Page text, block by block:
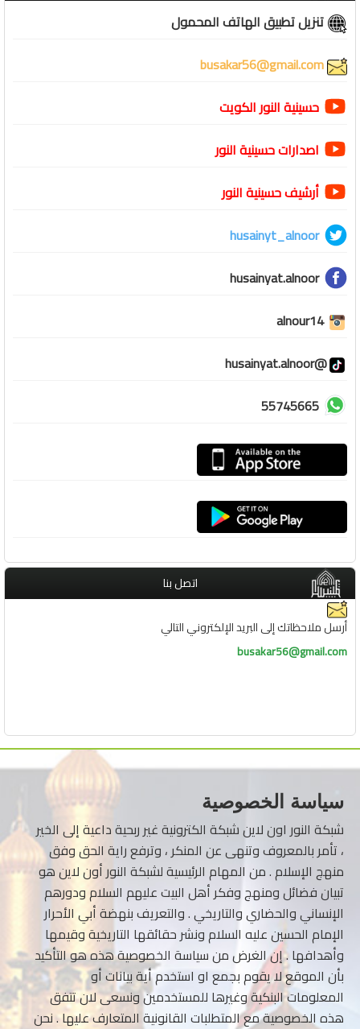
تنزيل تطبيق الهاتف المحمول
حسينية النور الكويت
اصدارات حسينية النور
أرشيف حسينية النور
husainyt_alnoor
husainyat.alnoor
alnour14
@husainyat.alnoor
55745665
اتصل بنا
أرسل ملاحظاتك إلى البريد الإلكتروني التالي
busakar56@gmail.com
سياسة الخصوصية
شبكة النور اون لاين شبكة الكترونية غير ربحية داعية إلى الخير
، تأمر بالمعروف وتنهى عن المنكر ، وترفع راية الحق وفق
منهج الإسلام . من المهام الرئيسية لشبكة النور أون لاين هو
تبيان فضائل ومنهج وفكر أهل البيت عليهم السلام ودورهم
الإنساني والحضاري والتاريخي . والتعريف بنهضة أبي الأحرار
الإمام الحسين عليه السلام ونشر حقائقها التاريخية وقيمها
وأهدافها . إن الغرض من سياسة الخصوصية هذه هو التأكيد
بأن الموقع لا يقوم بجمع او استخدم أية بيانات أو
المعلومات البنكية وغيرها للمستخدمين ونسعى لان تتفق
هذه الخصوصية مع المتطلبات القانونية المتعارف عليها . نحن